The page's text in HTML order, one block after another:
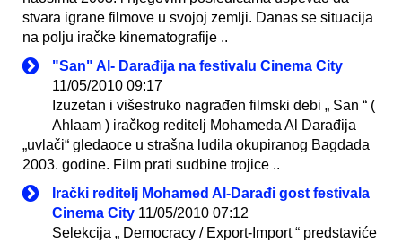
stvara igrane filmove u svojoj zemlji. Danas se situacija
na polju iračke kinematografije ..
"San" Al- Darađija na festivalu Cinema City
11/05/2010 09:17
Izuzetan i višestruko nagrađen filmski debi „ San “ (
Ahlaam ) iračkog reditelj Mohameda Al Darađija
„uvlači“ gledaoce u strašna ludila okupiranog Bagdada
2003. godine. Film prati sudbine trojice ..
Irački reditelj Mohamed Al-Darađi gost festivala
Cinema City 11/05/2010 07:12
Selekcija „ Democracy / Export-Import “ predstaviće